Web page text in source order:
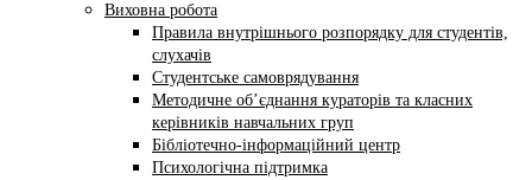
Виховна робота
Правила внутрішнього розпорядку для студентів,
слухачів
Студентське самоврядування
Методичне об’єднання кураторів та класних
керівників навчальних груп
Бібліотечно-інформаційний центр
Психологічна підтримка